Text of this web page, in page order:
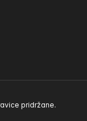
pridržane.